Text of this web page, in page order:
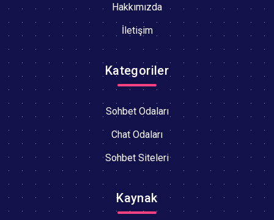
Hakkımızda
İletişim
Kategoriler
Sohbet Odaları
Chat Odaları
Sohbet Siteleri
Kaynak